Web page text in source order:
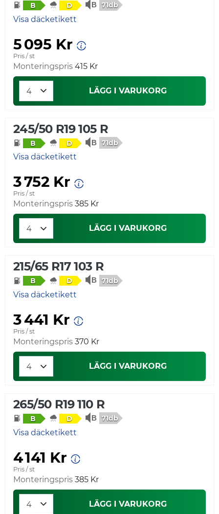
B D 71db
Visa däcketikett
5 095 Kr
Pris / st
Monteringspris 415 Kr
LÄGG I VARUKORG
245/50 R19 105 R
B D 71db
Visa däcketikett
3 752 Kr
Pris / st
Monteringspris 385 Kr
LÄGG I VARUKORG
215/65 R17 103 R
B D 71db
Visa däcketikett
3 441 Kr
Pris / st
Monteringspris 370 Kr
LÄGG I VARUKORG
265/50 R19 110 R
B D 71db
Visa däcketikett
4 141 Kr
Pris / st
Monteringspris 385 Kr
LÄGG I VARUKORG